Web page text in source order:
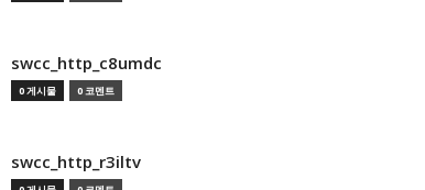
swcc_http_c8umdc
0 게시물 0 코멘트
swcc_http_r3iltv